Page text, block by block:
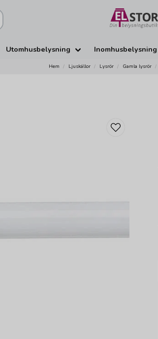
Utomhusbelysning Inomhusbelysning
Hem Ljuskällor Lysrör Gamla lysrör